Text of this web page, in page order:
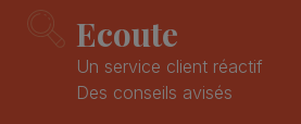
Ecoute
Un service client réactif
Des conseils avisés